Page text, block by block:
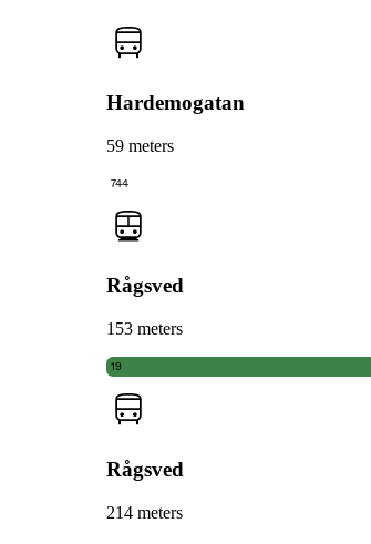
Hardemogatan
59 meters
744
Rågsved
153 meters
19
Rågsved
214 meters